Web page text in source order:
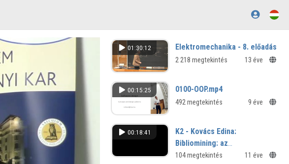
01:30:12 Elektromechanika - 8. előadás
2 218 megtekintés 13 éve
00:15:25 0100-OOP.mp4
492 megtekintés 9 éve
00:18:41
K2 - Kovács Edina:
Bibliomining: az
adatbányászat
104 megtekintés 11 éve